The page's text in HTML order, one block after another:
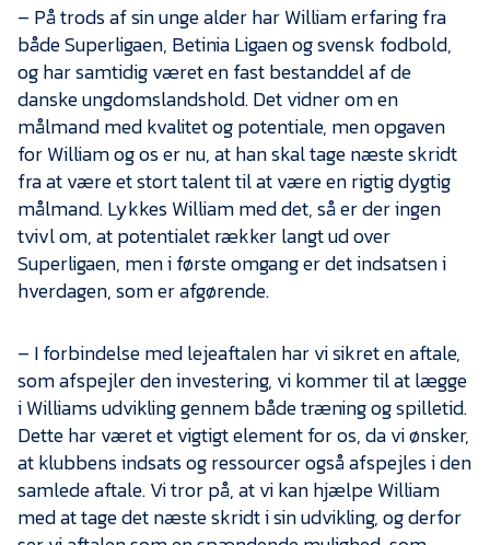
– På trods af sin unge alder har William erfaring fra
både Superligaen, Betinia Ligaen og svensk fodbold,
og har samtidig været en fast bestanddel af de
danske ungdomslandshold. Det vidner om en
målmand med kvalitet og potentiale, men opgaven
for William og os er nu, at han skal tage næste skridt
fra at være et stort talent til at være en rigtig dygtig
målmand. Lykkes William med det, så er der ingen
tvivl om, at potentialet rækker langt ud over
Superligaen, men i første omgang er det indsatsen i
hverdagen, som er afgørende.
– I forbindelse med lejeaftalen har vi sikret en aftale,
som afspejler den investering, vi kommer til at lægge
i Williams udvikling gennem både træning og spilletid.
Dette har været et vigtigt element for os, da vi ønsker,
at klubbens indsats og ressourcer også afspejles i den
samlede aftale. Vi tror på, at vi kan hjælpe William
med at tage det næste skridt i sin udvikling, og derfor